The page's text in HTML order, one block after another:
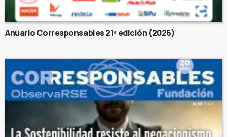
Anuario Corresponsables 21ª edición (2026)